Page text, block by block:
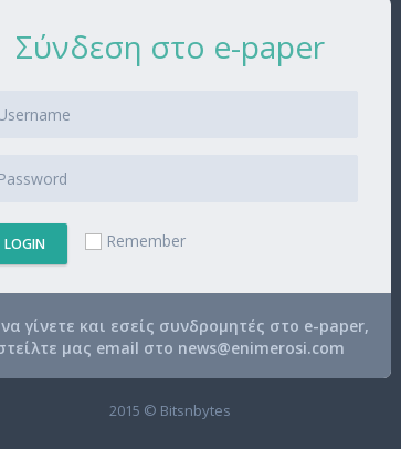
Σύνδεση στο e-paper
LOGIN Remember
να γίνετε και εσείς συνδρομητές στο e-paper,
μας email στο news@enimerosi.com
2015 © Bitsnbytes